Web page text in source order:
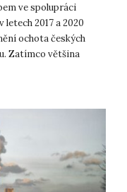
ve spolupráci
2017 a 2020
ochota českých
Zatímco většina